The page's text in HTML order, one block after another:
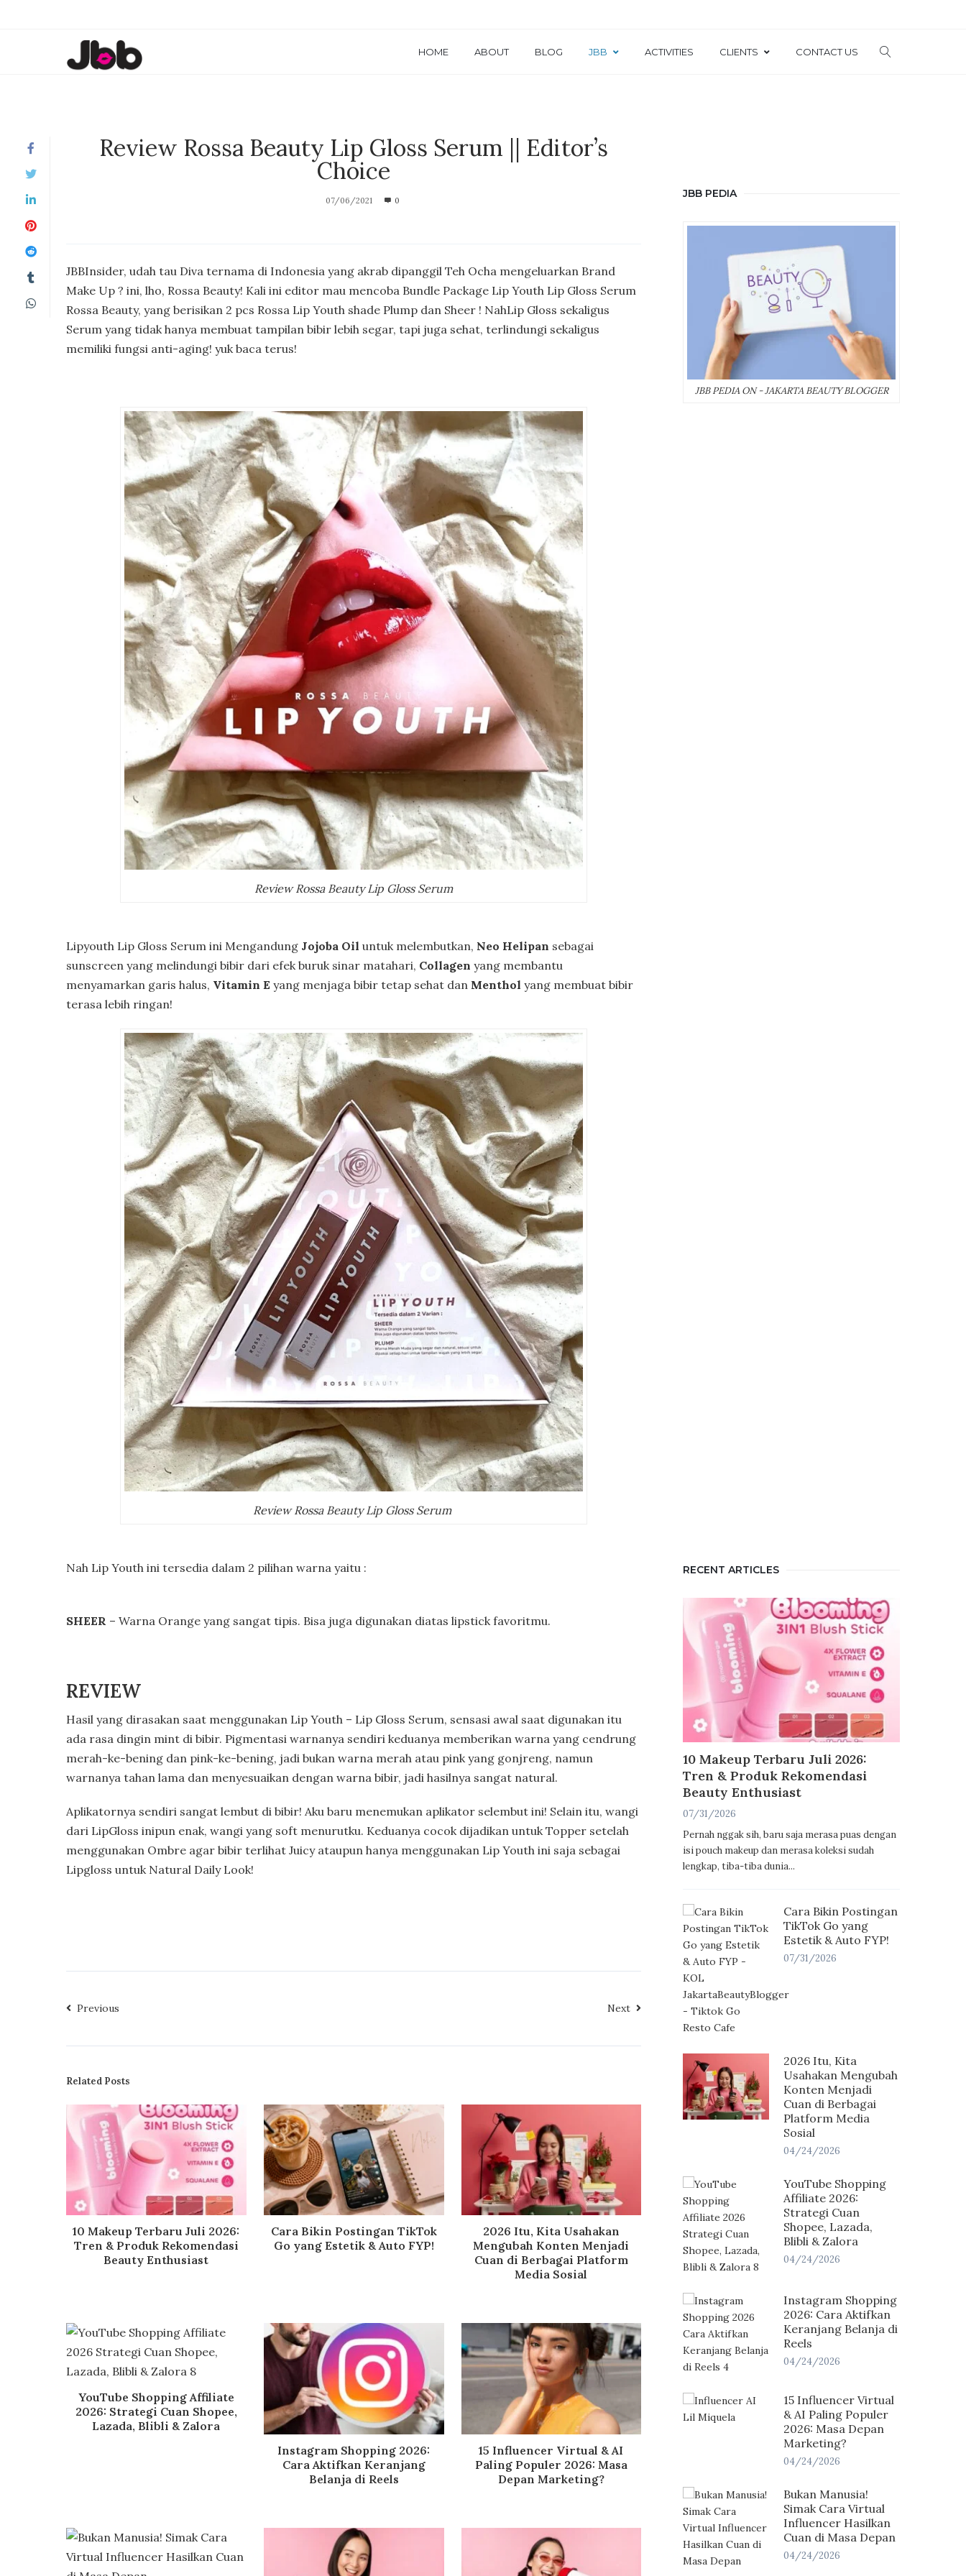
HOME ABOUT BLOG JBB ACTIVITIES CLIENTS CONTACT US
Review Rossa Beauty Lip Gloss Serum || Editor’s
Choice
07/06/2021 0
JBBInsider, udah tau Diva ternama di Indonesia yang akrab dipanggil Teh Ocha mengeluarkan Brand
Make Up ? ini, lho, Rossa Beauty! Kali ini editor mau mencoba Bundle Package Lip Youth Lip Gloss Serum
Rossa Beauty, yang berisikan 2 pcs Rossa Lip Youth shade Plump dan Sheer ! NahLip Gloss sekaligus
Serum yang tidak hanya membuat tampilan bibir lebih segar, tapi juga sehat, terlindungi sekaligus
memiliki fungsi anti-aging! yuk baca terus!
Review Rossa Beauty Lip Gloss Serum
Lipyouth Lip Gloss Serum ini Mengandung Jojoba Oil untuk melembutkan, Neo Helipan sebagai
sunscreen yang melindungi bibir dari efek buruk sinar matahari, Collagen yang membantu
menyamarkan garis halus, Vitamin E yang menjaga bibir tetap sehat dan Menthol yang membuat bibir
terasa lebih ringan!
Review Rossa Beauty Lip Gloss Serum
Nah Lip Youth ini tersedia dalam 2 pilihan warna yaitu :
SHEER – Warna Orange yang sangat tipis. Bisa juga digunakan diatas lipstick favoritmu.
REVIEW
Hasil yang dirasakan saat menggunakan Lip Youth – Lip Gloss Serum, sensasi awal saat digunakan itu
ada rasa dingin mint di bibir. Pigmentasi warnanya sendiri keduanya memberikan warna yang cendrung
merah-ke-bening dan pink-ke-bening, jadi bukan warna merah atau pink yang gonjreng, namun
warnanya tahan lama dan menyesuaikan dengan warna bibir, jadi hasilnya sangat natural.
Aplikatornya sendiri sangat lembut di bibir! Aku baru menemukan aplikator selembut ini! Selain itu, wangi
dari LipGloss inipun enak, wangi yang soft menurutku. Keduanya cocok dijadikan untuk Topper setelah
menggunakan Ombre agar bibir terlihat Juicy ataupun hanya menggunakan Lip Youth ini saja sebagai
Lipgloss untuk Natural Daily Look!
Previous Next
Related Posts
10 Makeup Terbaru Juli 2026:
Tren & Produk Rekomendasi
Beauty Enthusiast
Cara Bikin Postingan TikTok
Go yang Estetik & Auto FYP!
2026 Itu, Kita Usahakan
Mengubah Konten Menjadi
Cuan di Berbagai Platform
Media Sosial
YouTube Shopping Affiliate
2026: Strategi Cuan Shopee,
Lazada, Blibli & Zalora
Instagram Shopping 2026:
Cara Aktifkan Keranjang
Belanja di Reels
15 Influencer Virtual & AI
Paling Populer 2026: Masa
Depan Marketing?
JBB PEDIA
JBB PEDIA ON - JAKARTA BEAUTY BLOGGER
RECENT ARTICLES
10 Makeup Terbaru Juli 2026:
Tren & Produk Rekomendasi
Beauty Enthusiast
07/31/2026
Pernah nggak sih, baru saja merasa puas dengan
isi pouch makeup dan merasa koleksi sudah
lengkap, tiba-tiba dunia...
Cara Bikin Postingan
TikTok Go yang
Estetik & Auto FYP!
07/31/2026
2026 Itu, Kita
Usahakan Mengubah
Konten Menjadi
Cuan di Berbagai
Platform Media
Sosial
04/24/2026
YouTube Shopping
Affiliate 2026:
Strategi Cuan
Shopee, Lazada,
Blibli & Zalora
04/24/2026
Instagram Shopping
2026: Cara Aktifkan
Keranjang Belanja di
Reels
04/24/2026
15 Influencer Virtual
& AI Paling Populer
2026: Masa Depan
Marketing?
04/24/2026
Bukan Manusia!
Simak Cara Virtual
Influencer Hasilkan
Cuan di Masa Depan
04/24/2026